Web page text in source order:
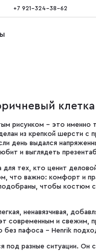
+7 921-324-38-62
рисунком - это именно
из крепкой шерсти с
день выдался
и выглядеть
тех, кто ценит
что важно: комфорт и
чтобы костюм
ненавязчивая,
современным и свежим,
без пафоса - Henrik
разные ситуации. Он